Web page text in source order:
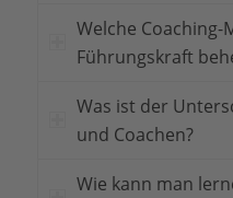
Welche
Führungskraft
Was ist der
und Coachen?
Wie kann man